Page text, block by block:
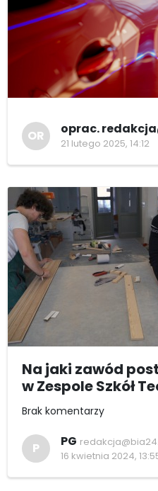
OR oprac.
21 lutego 2025, 14:12
Na jaki zawód
w Zespole Szkół
Brak komentarzy
P PG
16 kwietnia 2024,